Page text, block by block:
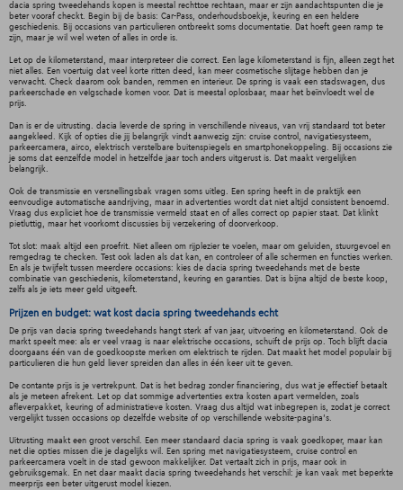
dacia spring tweedehands kopen is meestal rechttoe rechtaan, maar er zijn aandachtspunten die je
beter vooraf checkt. Begin bij de basis: Car-Pass, onderhoudsboekje, keuring en een heldere
geschiedenis. Bij occasions van particulieren ontbreekt soms documentatie. Dat hoeft geen ramp te
zijn, maar je wil wel weten of alles in orde is.
Let op de kilometerstand, maar interpreteer die correct. Een lage kilometerstand is fijn, alleen zegt het
niet alles. Een voertuig dat veel korte ritten deed, kan meer cosmetische slijtage hebben dan je
verwacht. Check daarom ook banden, remmen en interieur. De spring is vaak een stadswagen, dus
parkeerschade en velgschade komen voor. Dat is meestal oplosbaar, maar het beïnvloedt wel de
prijs.
Dan is er de uitrusting. dacia leverde de spring in verschillende niveaus, van vrij standaard tot beter
aangekleed. Kijk of opties die jij belangrijk vindt aanwezig zijn: cruise control, navigatiesysteem,
parkeercamera, airco, elektrisch verstelbare buitenspiegels en smartphonekoppeling. Bij occasions zie
je soms dat eenzelfde model in hetzelfde jaar toch anders uitgerust is. Dat maakt vergelijken
belangrijk.
Ook de transmissie en versnellingsbak vragen soms uitleg. Een spring heeft in de praktijk een
eenvoudige automatische aandrijving, maar in advertenties wordt dat niet altijd consistent benoemd.
Vraag dus expliciet hoe de transmissie vermeld staat en of alles correct op papier staat. Dat klinkt
pietluttig, maar het voorkomt discussies bij verzekering of doorverkoop.
Tot slot: maak altijd een proefrit. Niet alleen om rijplezier te voelen, maar om geluiden, stuurgevoel en
remgedrag te checken. Test ook laden als dat kan, en controleer of alle schermen en functies werken.
En als je twijfelt tussen meerdere occasions: kies de dacia spring tweedehands met de beste
combinatie van geschiedenis, kilometerstand, keuring en garanties. Dat is bijna altijd de beste koop,
zelfs als je iets meer geld uitgeeft.
Prijzen en budget: wat kost dacia spring tweedehands echt
De prijs van dacia spring tweedehands hangt sterk af van jaar, uitvoering en kilometerstand. Ook de
markt speelt mee: als er veel vraag is naar elektrische occasions, schuift de prijs op. Toch blijft dacia
doorgaans één van de goedkoopste merken om elektrisch te rijden. Dat maakt het model populair bij
particulieren die hun geld liever spreiden dan alles in één keer uit te geven.
De contante prijs is je vertrekpunt. Dat is het bedrag zonder financiering, dus wat je effectief betaalt
als je meteen afrekent. Let op dat sommige advertenties extra kosten apart vermelden, zoals
afleverpakket, keuring of administratieve kosten. Vraag dus altijd wat inbegrepen is, zodat je correct
vergelijkt tussen occasions op dezelfde website of op verschillende website-pagina’s.
Uitrusting maakt een groot verschil. Een meer standaard dacia spring is vaak goedkoper, maar kan
net die opties missen die je dagelijks wil. Een spring met navigatiesysteem, cruise control en
parkeercamera voelt in de stad gewoon makkelijker. Dat vertaalt zich in prijs, maar ook in
gebruiksgemak. En net daar maakt dacia spring tweedehands het verschil: je kan vaak met beperkte
meerprijs een beter uitgerust model kiezen.